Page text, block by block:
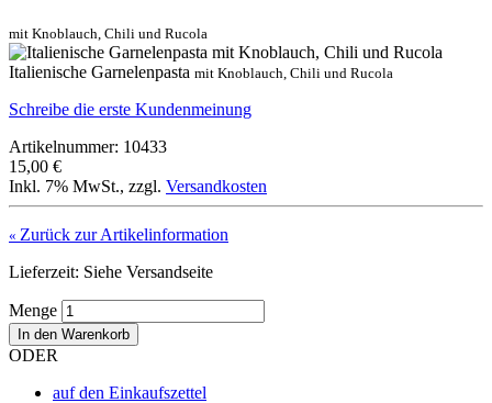
mit Knoblauch, Chili und Rucola
Italienische Garnelenpasta mit Knoblauch, Chili und Rucola
Schreibe die erste Kundenmeinung
Artikelnummer: 10433
15,00 €
Inkl. 7% MwSt., zzgl. Versandkosten
« Zurück zur Artikelinformation
Lieferzeit: Siehe Versandseite
Menge
In den Warenkorb
ODER
auf den Einkaufszettel